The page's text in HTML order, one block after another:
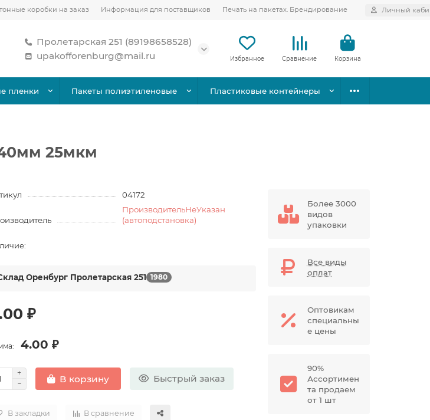
коробки на заказ Информация для поставщиков Печать на пакетах. Брендирование Личный
Пролетарская 251 (89198658528)
upakofforenburg@mail.ru
Избранное Сравнение Корзина
пленки Пакеты полиэтиленовые Пластиковые контейнеры
25мкм
04172
ПроизводительНеУказан
(автоподстановка)
Оренбург Пролетарская 251 1980
₽
4.00 ₽
В корзину Быстрый заказ
В закладки В сравнение
Более 3000
видов
упаковки
Все виды
оплат
Оптовикам
специальны
е цены
90%
Ассортимен
та продаем
от 1 шт